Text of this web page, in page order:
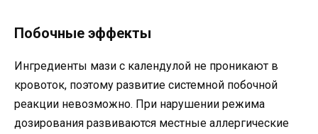
Побочные эффекты
Ингредиенты мази с календулой не проникают в
кровоток, поэтому развитие системной побочной
реакции невозможно. При нарушении режима
дозирования развиваются местные аллергические